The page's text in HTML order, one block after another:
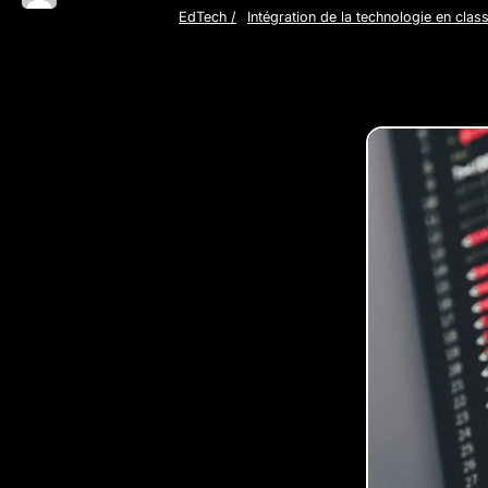
EdTech / Intégration de la technologie en